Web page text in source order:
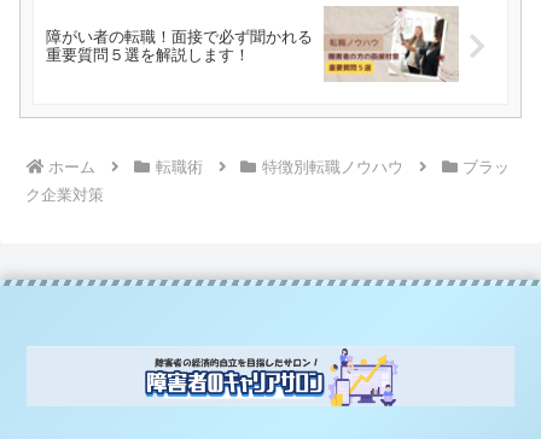
障がい者の転職！面接で必ず聞かれる
重要質問５選を解説します！
ホーム 転職術 特徴別転職ノウハウ
ブラッ
ク企業対策